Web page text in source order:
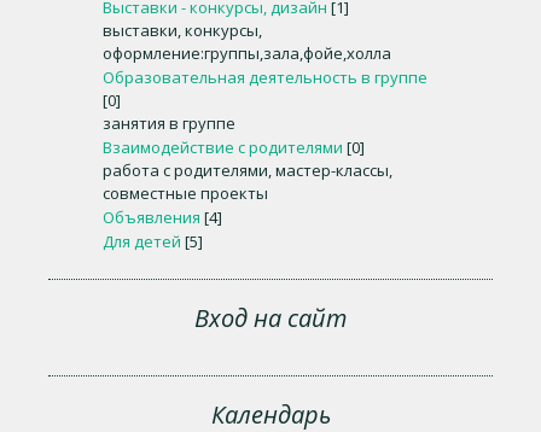
Выставки - конкурсы, дизайн [1]
выставки, конкурсы,
оформление:группы,зала,фойе,холла
Образовательная деятельность в группе
[0]
занятия в группе
Взаимодействие с родителями [0]
работа с родителями, мастер-классы,
совместные проекты
Объявления [4]
Для детей [5]
Вход на сайт
Календарь